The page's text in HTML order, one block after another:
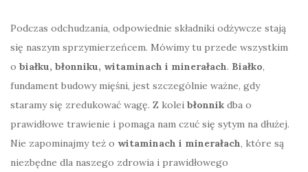
Podczas odchudzania, odpowiednie składniki odżywcze stają
się naszym sprzymierzeńcem. Mówimy tu przede wszystkim
o białku, błonniku, witaminach i minerałach. Białko,
fundament budowy mięśni, jest szczególnie ważne, gdy
staramy się zredukować wagę. Z kolei błonnik dba o
prawidłowe trawienie i pomaga nam czuć się sytym na dłużej.
Nie zapominajmy też o witaminach i minerałach, które są
niezbędne dla naszego zdrowia i prawidłowego